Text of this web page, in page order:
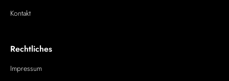
Kontakt
Rechtliches
Impressum